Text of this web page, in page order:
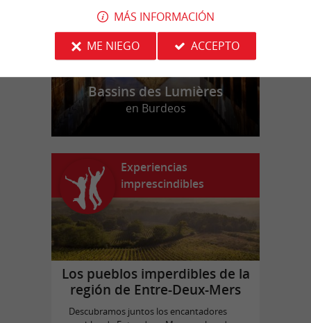
Bassins des Lumières
en Burdeos
Experiencias
imprescindibles
Los pueblos imperdibles de la
región de Entre-Deux-Mers
Descubramos juntos los encantadores
MÁS INFORMACIÓN
ME NIEGO
ACCEPTO